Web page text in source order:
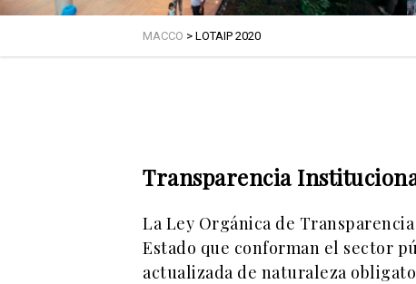
MACCO > LOTAIP 2020
Transparencia
La Ley Orgánica de
Estado que conforman el sector
actualizada de naturaleza